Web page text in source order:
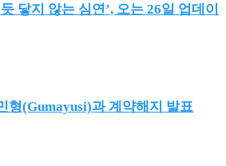
닿지 않는 심연’, 오는 26일 업데이
형(Gumayusi)과 계약해지 발표